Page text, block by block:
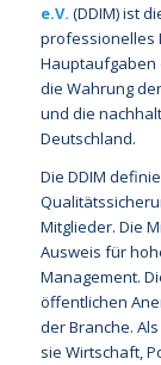
e.V. (DDIM) ist
professionelles
Hauptaufgaben
die Wahrung
und die
Deutschland.
Die DDIM
Mitglieder. Die
Ausweis für
Management.
öffentlichen
der Branche.
sie Wirtschaft,